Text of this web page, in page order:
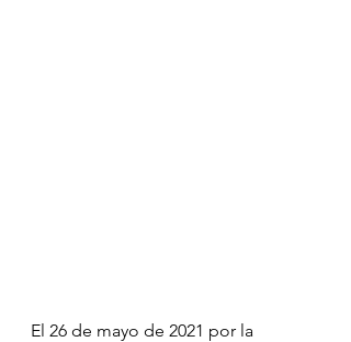
El 26 de mayo de 2021 por la